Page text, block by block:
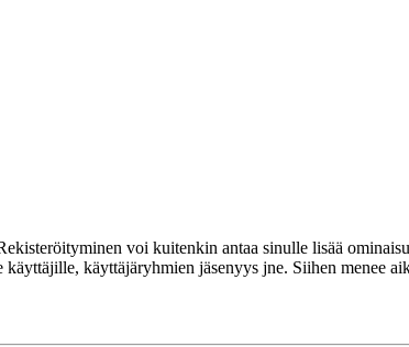
voi kuitenkin antaa sinulle lisää
käyttäjäryhmien jäsenyys jne. Siihen menee